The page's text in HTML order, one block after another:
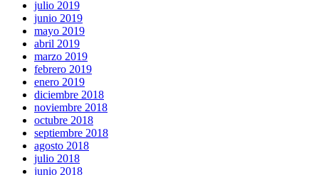
julio 2019
junio 2019
mayo 2019
abril 2019
marzo 2019
febrero 2019
enero 2019
diciembre 2018
noviembre 2018
octubre 2018
septiembre 2018
agosto 2018
julio 2018
junio 2018